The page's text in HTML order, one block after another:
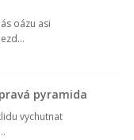
oázu asi
pyramida
vychutnat